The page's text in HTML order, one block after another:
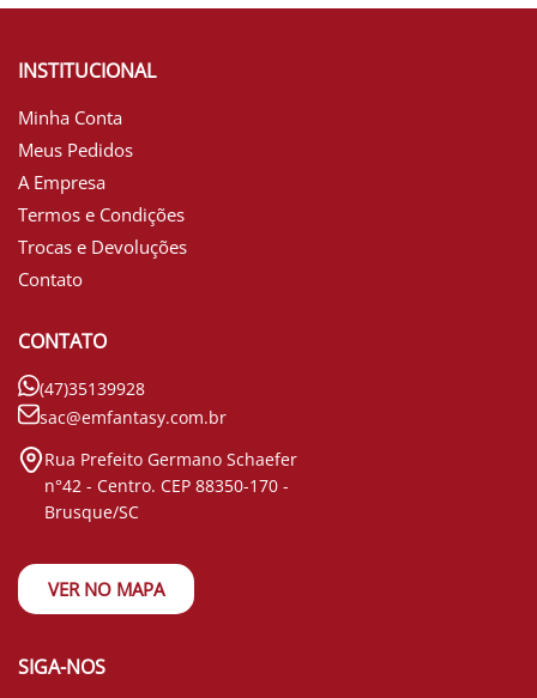
INSTITUCIONAL
Minha Conta
Meus Pedidos
A Empresa
Termos e Condições
Trocas e Devoluções
Contato
CONTATO
(47)35139928
sac@emfantasy.com.br
Rua Prefeito Germano Schaefer
n°42 - Centro. CEP 88350-170 -
Brusque/SC
VER NO MAPA
SIGA-NOS